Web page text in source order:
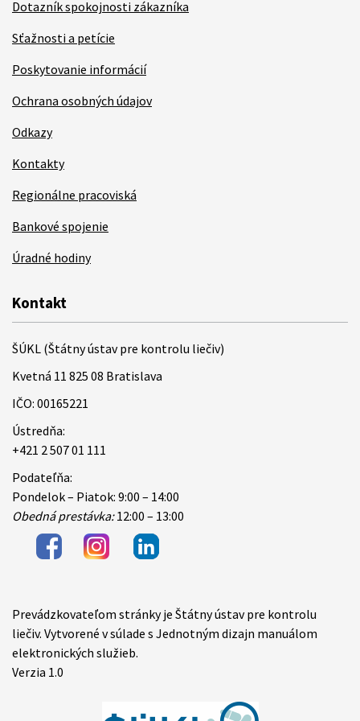
Dotazník spokojnosti zákazníka
Sťažnosti a petície
Poskytovanie informácií
Ochrana osobných údajov
Odkazy
Kontakty
Regionálne pracoviská
Bankové spojenie
Úradné hodiny
Kontakt
ŠÚKL (Štátny ústav pre kontrolu liečiv)
Kvetná 11 825 08 Bratislava
IČO: 00165221
Ústredňa:
+421 2 507 01 111
Podateľňa:
Pondelok – Piatok: 9:00 – 14:00
Obedná prestávka:12:00 – 13:00
Items
Prevádzkovateľom stránky je Štátny ústav pre kontrolu
liečiv. Vytvorené v súlade s Jednotným dizajn manuálom
elektronických služieb.
Verzia 1.0